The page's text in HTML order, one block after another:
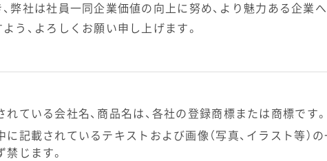
弊社は社員一同企業価値の向上に努め、より魅力ある企
う、よろしくお願い申し上げます。
れている会社名、商品名は、各社の登録商標または商標です。
に記載されているテキストおよび画像（写真、イラスト等）
禁じます。